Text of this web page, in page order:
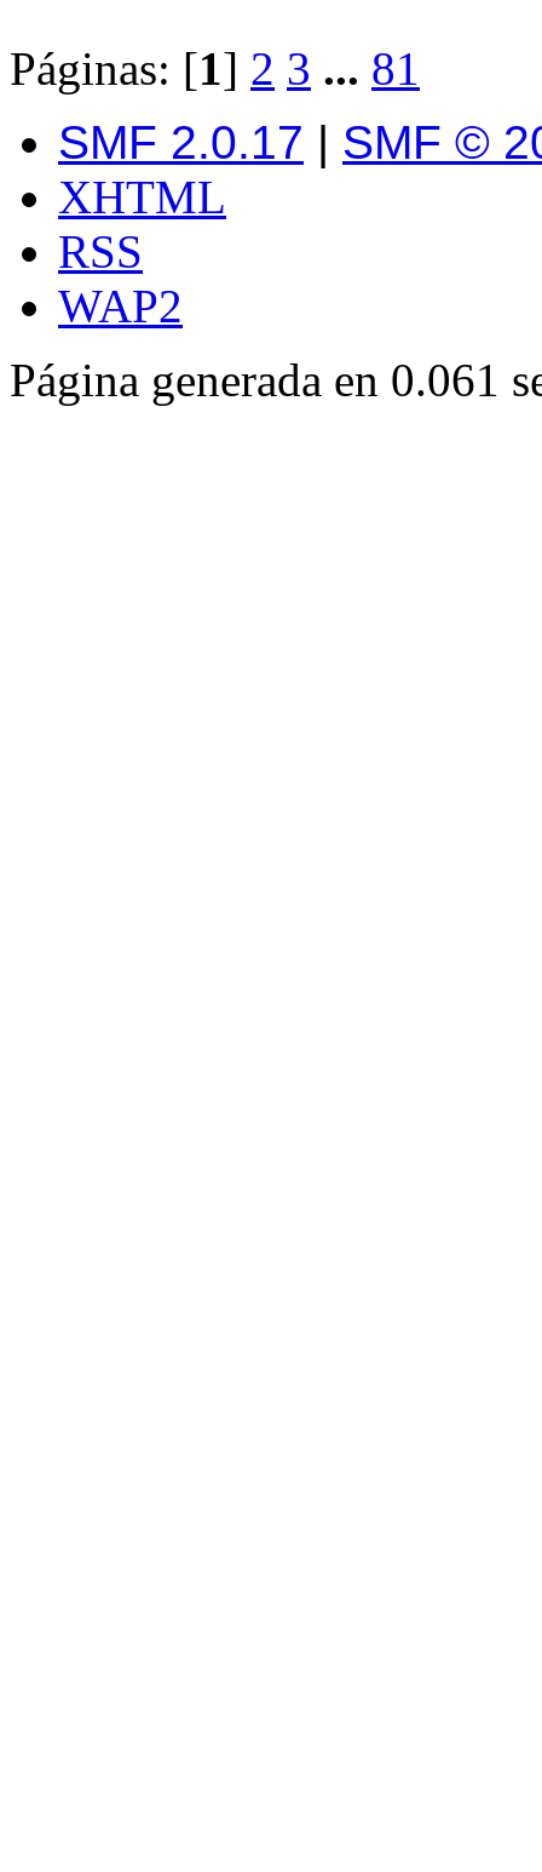
Páginas: [1] 2 3 ... 81
SMF 2.0.17 | SMF ©
XHTML
RSS
WAP2
Página generada en 0.061